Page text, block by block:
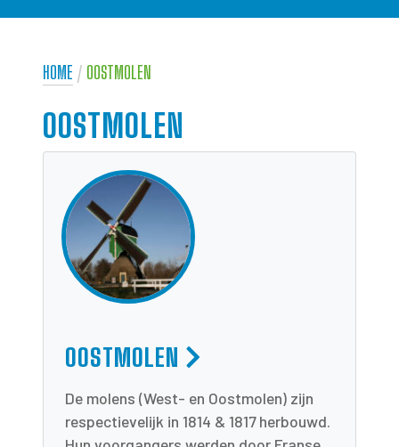
HOME / OOSTMOLEN
OOSTMOLEN
OOSTMOLEN
De molens (West- en Oostmolen) zijn
respectievelijk in 1814 & 1817 herbouwd.